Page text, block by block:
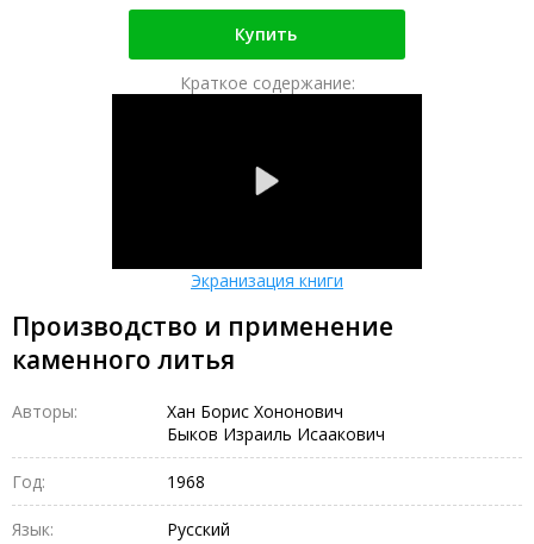
Купить
Краткое содержание:
Экранизация книги
Производство и применение
каменного литья
Авторы:
Хан Борис Хононович
Быков Израиль Исаакович
Год: 1968
Язык: Русский